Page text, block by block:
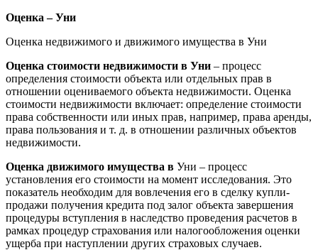
Оценка – Уни
Оценка недвижимого и движимого имущества в Уни
Оценка стоимости недвижимости в Уни – процесс
определения стоимости объекта или отдельных прав в
отношении оцениваемого объекта недвижимости. Оценка
стоимости недвижимости включает: определение стоимости
права собственности или иных прав, например, права аренды,
права пользования и т. д. в отношении различных объектов
недвижимости.
Оценка движимого имущества в Уни – процесс
установления его стоимости на момент исследования. Это
показатель необходим для вовлечения его в сделку купли-
продажи получения кредита под залог объекта завершения
процедуры вступления в наследство проведения расчетов в
рамках процедур страхования или налогообложения оценки
ущерба при наступлении других страховых случаев.